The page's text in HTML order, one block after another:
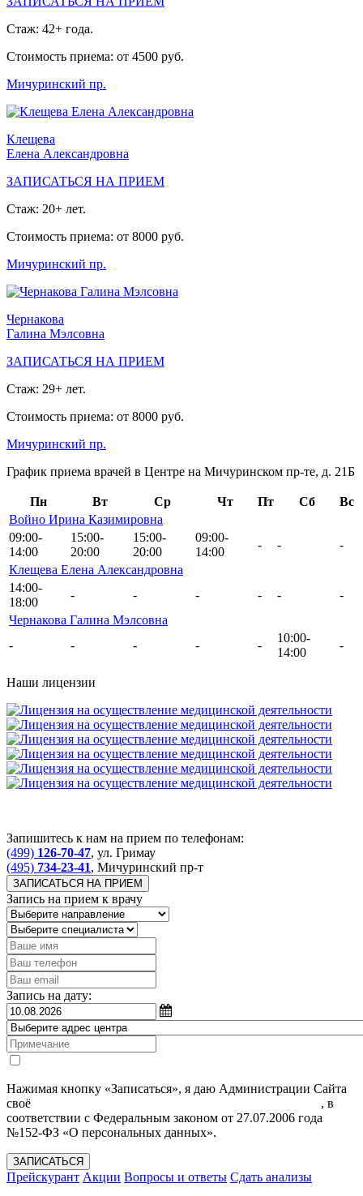
Стаж: 42+ года.
Стоимость приема: от 4500 руб.
Мичуринский пр.
Клещева
Елена Александровна
ЗАПИСАТЬСЯ НА ПРИЕМ
Стаж: 20+ лет.
Стоимость приема: от 8000 руб.
Мичуринский пр.
Чернакова
Галина Мэлсовна
ЗАПИСАТЬСЯ НА ПРИЕМ
Стаж: 29+ лет.
Стоимость приема: от 8000 руб.
Мичуринский пр.
График приема врачей в Центре на Мичуринском пр-те, д. 21Б
Пн Вт Ср Чт Пт Сб
Вс
Войно Ирина Казимировна
09:00-
14:00
15:00-
20:00
15:00-
20:00
09:00-
14:00
- -
-
Клещева Елена Александровна
14:00-
18:00
- - - - -
-
Чернакова Галина Мэлсовна
-
- - - -
10:00-
14:00
-
Наши лицензии
Запишитесь к нам на прием по телефонам:
(499) 126-70-47, ул. Гримау
(495) 734-23-41, Мичуринский пр-т
ЗАПИСАТЬСЯ НА ПРИЕМ
Запись на прием к врачу
Запись на дату:
Нажимая кнопку «Записаться», я даю Администрации Сайта
своё
, в
соответствии с Федеральным законом от 27.07.2006 года
№152-ФЗ «О персональных данных».
ЗАПИСАТЬСЯ
Прейскурант Акции Вопросы и ответы Сдать анализы